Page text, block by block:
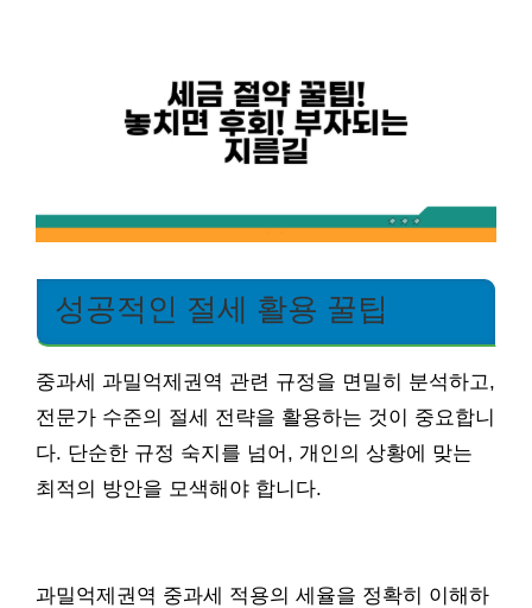
성공적인 절세 활용 꿀팁
중과세 과밀억제권역 관련 규정을 면밀히 분석하고,
전문가 수준의 절세 전략을 활용하는 것이 중요합니
다. 단순한 규정 숙지를 넘어, 개인의 상황에 맞는
최적의 방안을 모색해야 합니다.
과밀억제권역 중과세 적용의 세율을 정확히 이해하